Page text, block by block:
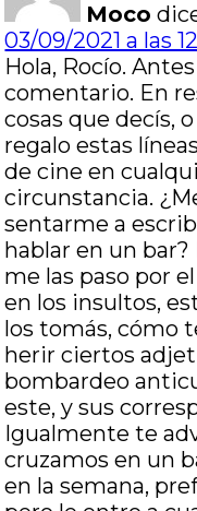
Moco
03/09/2021 a las
Hola, Rocío.
comentario. En
cosas que decís,
regalo estas
de cine en
circunstancia.
sentarme a
hablar en un
me las paso por
en los insultos,
los tomás, cómo
herir ciertos
bombardeo
este, y sus
Igualmente te
cruzamos en un
en la semana,